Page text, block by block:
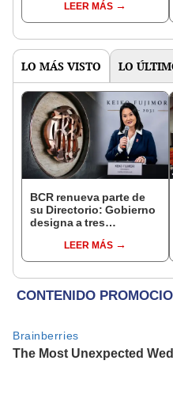
distritos de LIMA
NORTE
LEER MÁS
LO MÁS VISTO LO
BCR renueva parte de
su Directorio: Gobierno
designa a tres
EjecutivoLEER MÁS